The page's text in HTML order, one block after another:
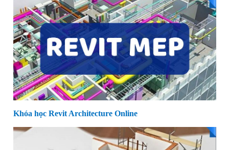
Khóa học Revit Architecture Online